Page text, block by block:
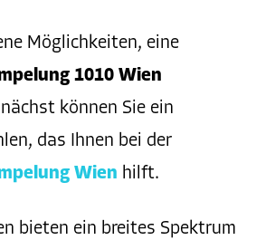
Möglichkeiten, eine
1010 Wien
können Sie ein
das Ihnen bei der
Wien hilft.
bieten ein breites Spektrum